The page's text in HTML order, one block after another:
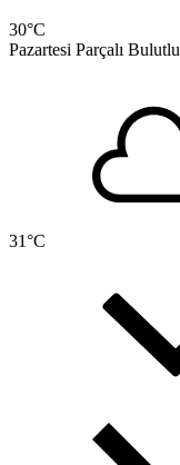
30°C
Pazartesi Parçalı Bulutlu
31°C